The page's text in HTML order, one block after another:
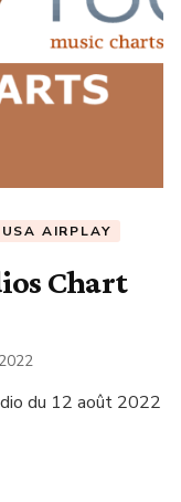
USA AIRPLAY
Chart
du 12 août 2022